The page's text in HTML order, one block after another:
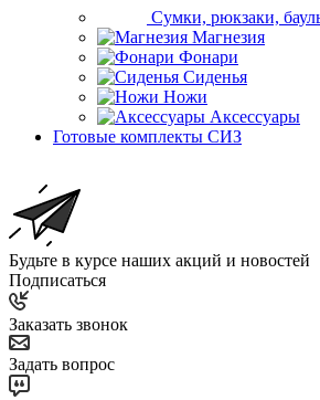
Сумки, рюкзаки,
Магнезия
Фонари
Сиденья
Ножи
Аксессуары
Готовые комплекты СИЗ
Будьте в курсе наших акций и новостей
Подписаться
Заказать звонок
Задать вопрос